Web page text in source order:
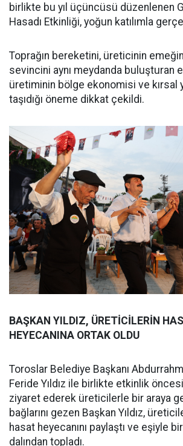
birlikte bu yıl üçüncüsü düzenlenen
Hasadı Etkinliği, yoğun katılımla
Toprağın bereketini, üreticinin
sevincini aynı meydanda buluşturan
üretiminin bölge ekonomisi ve kırsal
taşıdığı öneme dikkat çekildi.
BAŞKAN YILDIZ, ÜRETİCİLERİN
HEYECANINA ORTAK OLDU
Toroslar Belediye Başkanı
Feride Yıldız ile birlikte etkinlik
ziyaret ederek üreticilerle bir araya
bağlarını gezen Başkan Yıldız,
hasat heyecanını paylaştı ve eşiyle
dalından topladı.